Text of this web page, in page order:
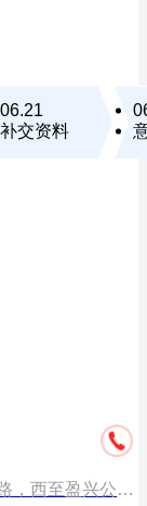
06.21
补交资料
兴公寓，北至规划振宁路